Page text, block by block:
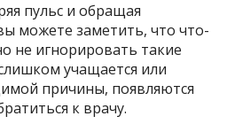
пульс и обращая
можете заметить, что что-
не игнорировать такие
учащается или
причины, появляются
к врачу.